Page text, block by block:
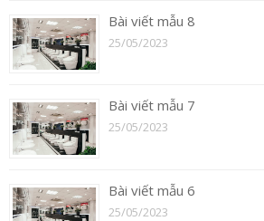
Bài viết mẫu 8
25/05/2023
Bài viết mẫu 7
25/05/2023
Bài viết mẫu 6
25/05/2023